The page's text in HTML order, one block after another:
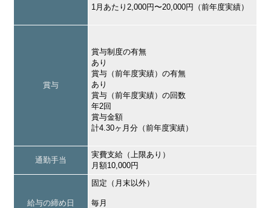
1月あたり2,000円〜20,000円（前年度実績）
賞与
賞与制度の有無
あり
賞与（前年度実績）の有無
あり
賞与（前年度実績）の回数
年2回
賞与金額
計4.30ヶ月分（前年度実績）
通勤手当
実費支給（上限あり）
月額10,000円
給与の締め日
固定（月末以外）
毎月